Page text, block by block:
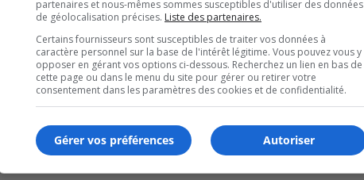
partenaires et nous-mêmes sommes susceptibles d'utiliser des données
de géolocalisation précises. Liste des partenaires.
Certains fournisseurs sont susceptibles de traiter vos données à
caractère personnel sur la base de l'intérêt légitime. Vous pouvez vous y
opposer en gérant vos options ci-dessous. Recherchez un lien en bas de
cette page ou dans le menu du site pour gérer ou retirer votre
consentement dans les paramètres des cookies et de confidentialité.
Autoriser
Gérer vos préférences